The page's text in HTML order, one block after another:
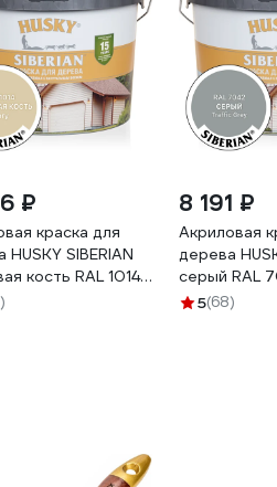
₽
краска для
HUSKY SIBERIAN
кость RAL 1014,
8 191 ₽
Акриловая
дерева
серый RAL
31929
5(68)